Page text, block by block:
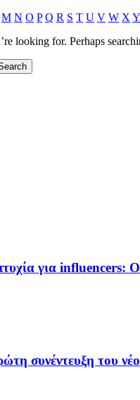
M N O P Q R S T U V W X Y
looking for. Perhaps
για influencers:
συνέντευξη του